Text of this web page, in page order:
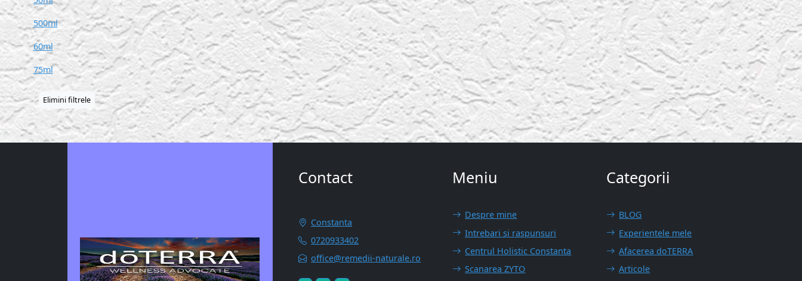
500ml
60ml
75ml
Elimini filtrele
Contact
Constanta
0720933402
office@remedii-naturale.ro
Meniu
Despre mine
Intrebari si raspunsuri
Centrul Holistic Constanta
Scanarea ZYTO
Categorii
BLOG
Experientele mele
Afacerea doTERRA
Articole